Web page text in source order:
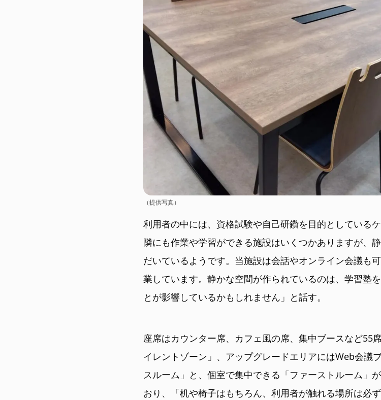
（提供写真）
利用者の中には、資格試験や自己研鑽を目的としている
隣にも作業や学習ができる施設はいくつかありますが、
だいているようです。当施設は会話やオンライン会議も
業しています。静かな空間が作られているのは、学習塾
とが影響しているかもしれません」と話す。
座席はカウンター席、カフェ風の席、集中ブースなど55
イレントゾーン」、アップグレードエリアにはWeb会議
スルーム」と、個室で集中できる「ファーストルーム」
おり、「机や椅子はもちろん、利用者が触れる場所は必